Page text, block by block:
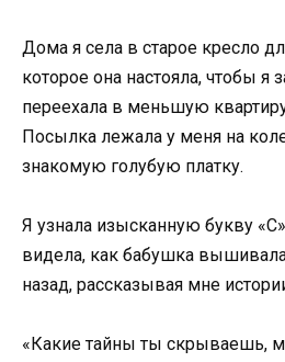
Дома я села в старое кресло
которое она настояла, чтобы я
переехала в меньшую
Посылка лежала у меня на
знакомую голубую платку.
Я узнала изысканную букву
видела, как бабушка вышивала
назад, рассказывая мне
«Какие тайны ты скрываешь,